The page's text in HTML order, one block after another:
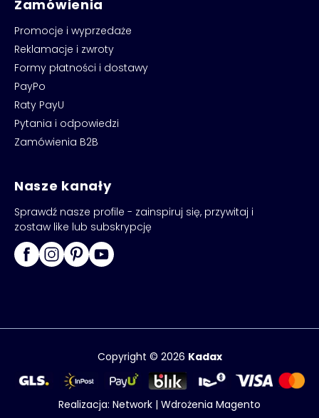
Zamówienia
Promocje i wyprzedaże
Reklamacje i zwroty
Formy płatności i dostawy
PayPo
Raty PayU
Pytania i odpowiedzi
Zamówienia B2B
Nasze kanały
Sprawdź nasze profile - zainspiruj się, przywitaj i
zostaw like lub subskrypcję
Copyright © 2026 Kadax
Realizacja: Network | Wdrożenia Magento